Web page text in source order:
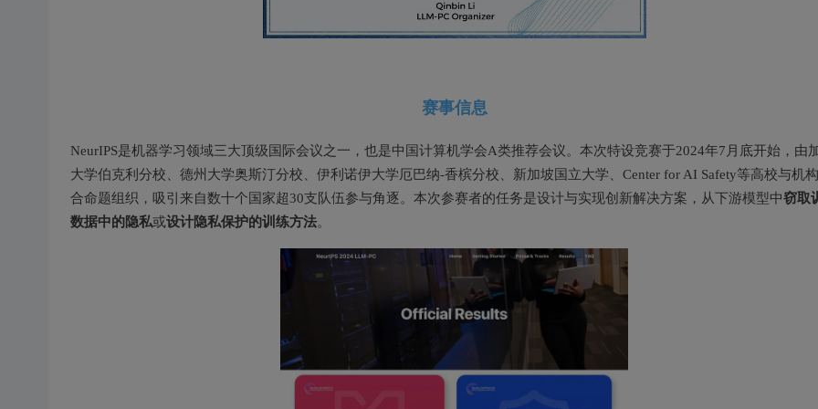
赛事信息
NeurIPS是机器学习领域三大顶级国际会议之一，也是中国计算机学会A类推荐会议。本次特设竞赛于2024年7月底开始，由
大学伯克利分校、德州大学奥斯汀分校、伊利诺伊大学厄巴纳-香槟分校、新加坡国立大学、Center for AI Safety等高校与机
合命题组织，吸引来自数十个国家超30支队伍参与角逐。本次参赛者的任务是设计与实现创新解决方案，从下游模型中窃取
数据中的隐私或设计隐私保护的训练方法。